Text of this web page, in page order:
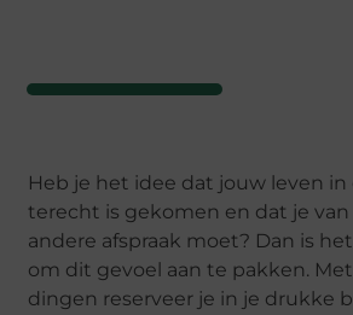
Heb je het idee dat jouw leven in
terecht is gekomen en dat je van
andere afspraak moet? Dan is
om dit gevoel aan te pakken.
dingen reserveer je in je drukke